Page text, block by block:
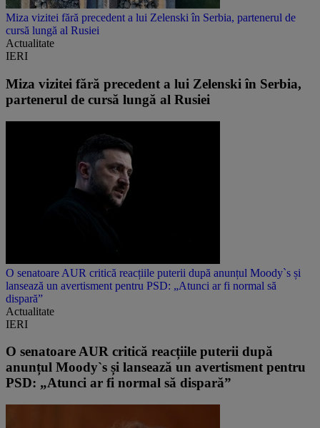
Miza vizitei fără precedent a lui Zelenski în Serbia, partenerul de
cursă lungă al Rusiei
Actualitate
IERI
Miza vizitei fără precedent a lui Zelenski în Serbia,
partenerul de cursă lungă al Rusiei
O senatoare AUR critică reacțiile puterii după anunțul Moody`s și
lansează un avertisment pentru PSD: „Atunci ar fi normal să
dispară”
Actualitate
IERI
O senatoare AUR critică reacțiile puterii după
anunțul Moody`s și lansează un avertisment pentru
PSD: „Atunci ar fi normal să dispară”